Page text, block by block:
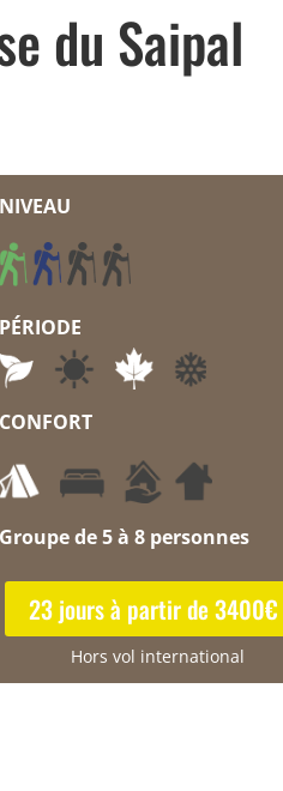
du Saipal
NIVEAU
PÉRIODE
CONFORT
Groupe de5 à 8 personnes
23 jours à partir de 3400€
Hors vol international